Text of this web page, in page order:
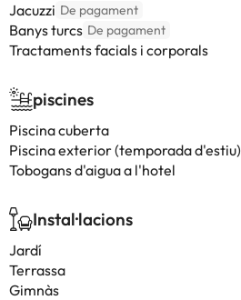
Jacuzzi De pagament
Banys turcs De pagament
Tractaments facials i corporals
piscines
Piscina cuberta
Piscina exterior (temporada d'estiu)
Tobogans d'aigua a l'hotel
Instal·lacions
Jardí
Terrassa
Gimnàs